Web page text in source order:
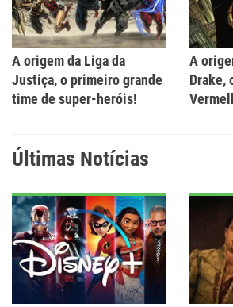
A origem da Liga da
Justiça, o primeiro grande
time de super-heróis!
A
Drake,
Últimas Notícias